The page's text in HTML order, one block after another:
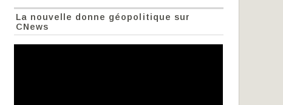
La nouvelle donne géopolitique sur
CNews